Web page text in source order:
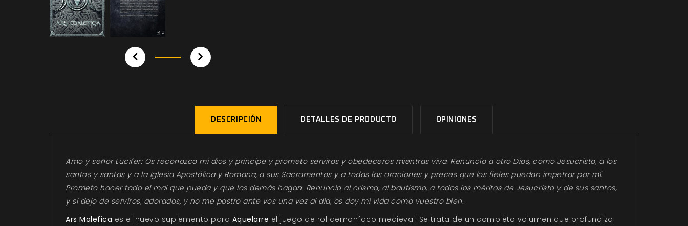
DESCRIPCIÓN DETALLES DE PRODUCTO OPINIONES
Amo y señor Lucifer: Os reconozco mi dios y príncipe y prometo serviros y obedeceros mientras viva. Renuncio a otro Dios, como Jesucristo, a los
santos y santas y a la Iglesia Apostólica y Romana, a sus Sacramentos y a todas las oraciones y preces que los fieles puedan impetrar por mí.
Prometo hacer todo el mal que pueda y que los demás hagan. Renuncio al crisma, al bautismo, a todos los méritos de Jesucristo y de sus santos;
y si dejo de serviros, adorados, y no me postro ante vos una vez al día, os doy mi vida como vuestro bien.
Ars Malefica es el nuevo suplemento para Aquelarre el juego de rol demoníaco medieval. Se trata de un completo volumen que profundiza